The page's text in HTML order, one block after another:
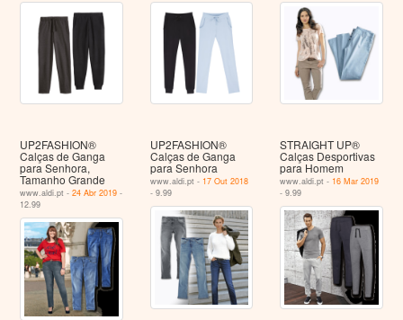
UP2FASHION®
Calças de Ganga
para Senhora,
Tamanho Grande
www.aldi.pt -24 Abr 2019 -
12.99
UP2FASHION®
Calças de Ganga
para Senhora
www.aldi.pt - 17 Out 2018
- 9.99
STRAIGHT UP®
Calças Desportivas
para Homem
www.aldi.pt - 16 Mar 2019
- 9.99